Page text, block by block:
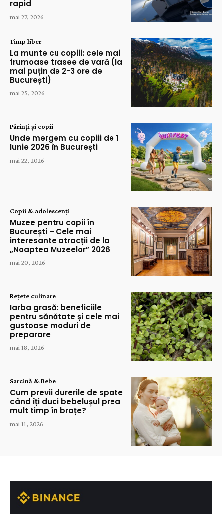
rapid
mai 27, 2026
Timp liber
La munte cu copiii: cele mai
frumoase trasee de vară (la
mai puțin de 2-3 ore de
București)
mai 25, 2026
Părinți și copii
Unde mergem cu copiii de 1
Iunie 2026 în București
mai 22, 2026
Copii & adolescenți
Muzee pentru copii în
București – Cele mai
interesante atracții de la
„Noaptea Muzeelor” 2026
mai 20, 2026
Rețete culinare
Iarba grasă: beneficiile
pentru sănătate și cele mai
gustoase moduri de
preparare
mai 18, 2026
Sarcină & Bebe
Cum previi durerile de spate
când îți duci bebelușul prea
mult timp în brațe?
mai 11, 2026